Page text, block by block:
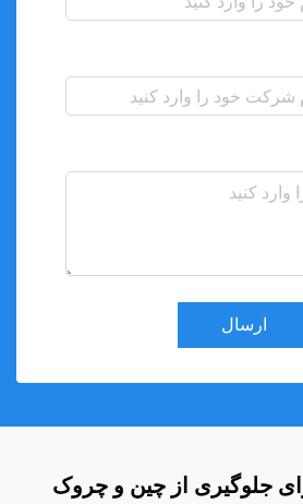
ارسال
جلوگیری از چین و چروک